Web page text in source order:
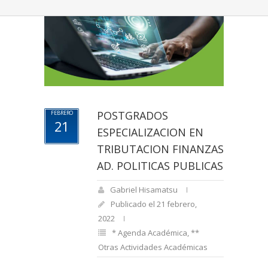
FEBRERO
21
POSTGRADOS
ESPECIALIZACION EN
TRIBUTACION FINANZAS
AD. POLITICAS PUBLICAS
Gabriel Hisamatsu
Publicado el 21 febrero,
2022
* Agenda Académica,**
Otras Actividades Académicas